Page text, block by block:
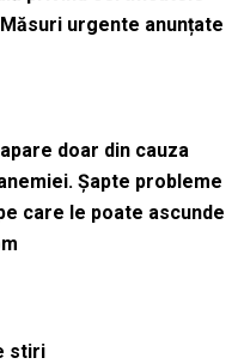
urgente anunțate
doar din cauza
Șapte probleme
care le poate ascunde
stiri